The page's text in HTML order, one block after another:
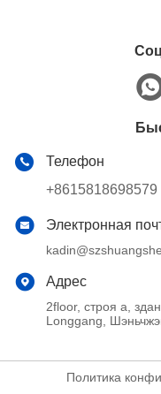
Телефон
+8615818698579
Электронная
Адрес
2floor, строя a,
Longgang,
Политика